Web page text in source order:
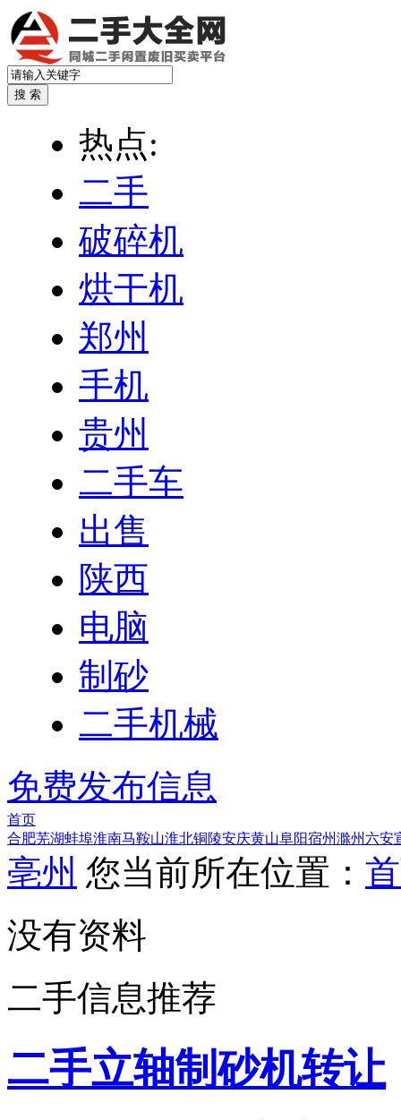
热点:
二手
破碎机
烘干机
郑州
手机
贵州
二手车
出售
陕西
电脑
制砂
二手机械
免费发布信息
首页
合肥芜湖蚌埠淮南马鞍山淮北铜陵安庆黄山阜阳宿州滁州 六安
亳州 您当前所在位置：
没有资料
二手信息推荐
二手立轴制砂机转让